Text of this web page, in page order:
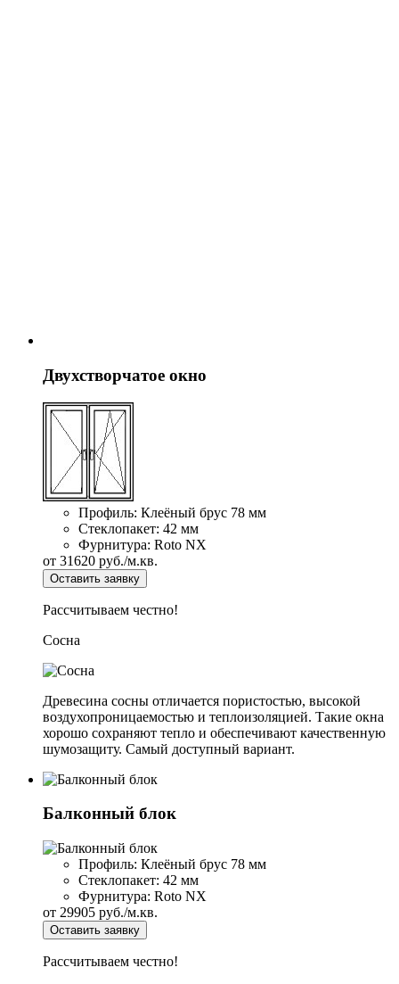
Двухстворчатое окно
Профиль: Клеёный брус 78 мм
Стеклопакет: 42 мм
Фурнитура: Roto NX
от 31620 руб./м.кв.
Оставить заявку
Рассчитываем честно!
Сосна
Древесина сосны отличается пористостью, высокой
воздухопроницаемостью и теплоизоляцией. Такие окна
хорошо сохраняют тепло и обеспечивают качественную
шумозащиту. Самый доступный вариант.
Балконный блок
Профиль: Клеёный брус 78 мм
Стеклопакет: 42 мм
Фурнитура: Roto NX
от 29905 руб./м.кв.
Оставить заявку
Рассчитываем честно!